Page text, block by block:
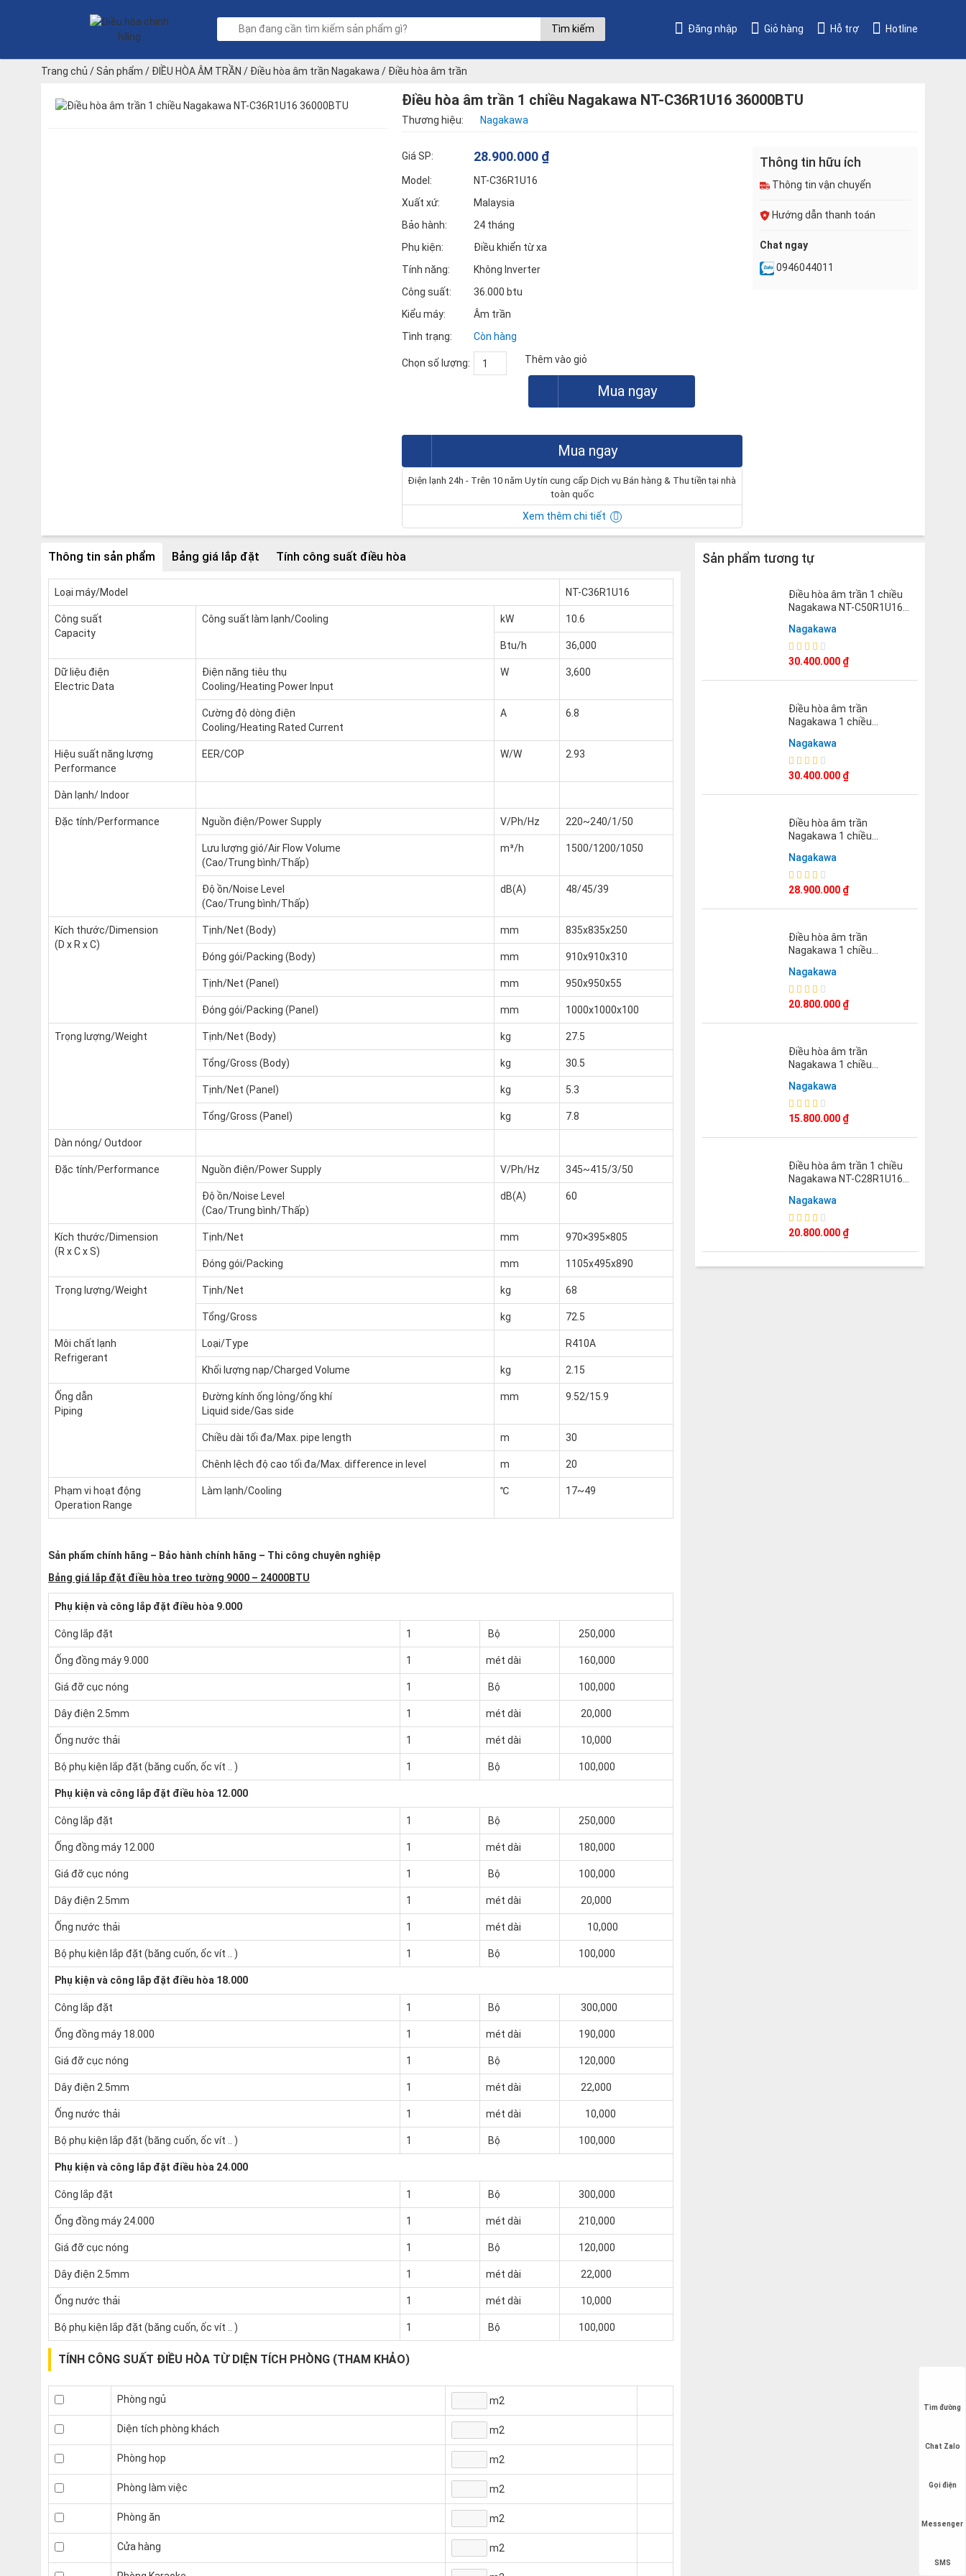
Tìm kiếm Đăng nhập Giỏ hàng Hỗ trợ Hotline
Trang chủ /Sản phẩm / ĐIỀU HÒA ÂM TRẦN / Điều hòa âm trần Nagakawa / Điều hòa âm trần
Điều hòa âm trần 1 chiều Nagakawa NT-C36R1U16 36000BTUĐiều hòa âm trần 1 chiều Nagakawa NT-C36R1U16 36000BTU
Thương hiệu: Nagakawa
Giá SP: 28.900.000 ₫
Model:
NT-C36R1U16
Xuất xứ:
Malaysia
Bảo hành:
24 tháng
Phụ kiện:
Điều khiển từ xa
Tính năng:
Không Inverter
Công suất:
36.000 btu
Kiểu máy:
Âm trần
Tình trạng:
Còn hàng
Chọn số lượng: Thêm vào giỏ
Mua ngay
Mua ngay
Điện lạnh 24h - Trên 10 năm Uy tín cung cấp Dịch vụ Bán hàng & Thu tiền tại nhà
toàn quốc
Xem thêm chi tiết
Thông tin hữu ích
Thông tin vận chuyển
Hướng dẫn thanh toán
Chat ngay
0946044011
Thông tin sản phẩm Bảng giá lắp đặt Tính công suất điều hòa
Loại máy/Model NT-C36R1U16
Công suất
Capacity
Công suất làm lạnh/Cooling kW 10.6
Btu/h 36,000
Dữ liệu điện
Electric Data
Điện năng tiêu thụ
Cooling/Heating Power Input
W 3,600
Cường độ dòng điện
Cooling/Heating Rated Current
A 6.8
Hiệu suất năng lượng
Performance
EER/COP W/W 2.93
Dàn lạnh/ Indoor
Đặc tính/Performance Nguồn điện/Power Supply V/Ph/Hz 220~240/1/50
Lưu lượng gió/Air Flow Volume
(Cao/Trung bình/Thấp)
m³/h 1500/1200/1050
Độ ồn/Noise Level
(Cao/Trung bình/Thấp)
dB(A) 48/45/39
Kích thước/Dimension
(D x R x C)
Tịnh/Net (Body) mm 835x835x250
Đóng gói/Packing (Body) mm 910x910x310
Tịnh/Net (Panel) mm 950x950x55
Đóng gói/Packing (Panel) mm 1000x1000x100
Trọng lượng/Weight Tịnh/Net (Body) kg 27.5
Tổng/Gross (Body) kg 30.5
Tịnh/Net (Panel) kg 5.3
Tổng/Gross (Panel) kg 7.8
Dàn nóng/ Outdoor
Đặc tính/Performance Nguồn điện/Power Supply V/Ph/Hz 345~415/3/50
Độ ồn/Noise Level
(Cao/Trung bình/Thấp)
dB(A) 60
Kích thước/Dimension
(R x C x S)
Tịnh/Net mm 970×395×805
Đóng gói/Packing mm 1105x495x890
Trọng lượng/Weight Tịnh/Net kg 68
Tổng/Gross kg 72.5
Môi chất lạnh
Refrigerant
Loại/Type R410A
Khối lượng nạp/Charged Volume kg 2.15
Ống dẫn
Piping
Đường kính ống lỏng/ống khí
Liquid side/Gas side
mm 9.52/15.9
Chiều dài tối đa/Max. pipe length m 30
Chênh lệch độ cao tối đa/Max. difference in level m 20
Phạm vi hoạt động
Operation Range
Làm lạnh/Cooling ℃ 17~49
Sản phẩm chính hãng – Bảo hành chính hãng – Thi công chuyên nghiệp
Bảng giá lắp đặt điều hòa treo tường 9000 – 24000BTU
Phụ kiện và công lắp đặt điều hòa 9.000
Công lắp đặt 1 Bộ 250,000
Ống đồng máy 9.000 1 mét dài 160,000
Giá đỡ cục nóng 1 Bộ 100,000
Dây điện 2.5mm 1 mét dài 20,000
Ống nước thải 1 mét dài 10,000
Bộ phụ kiện lắp đặt (băng cuốn, ốc vít .. ) 1 Bộ 100,000
Phụ kiện và công lắp đặt điều hòa 12.000
Công lắp đặt 1 Bộ 250,000
Ống đồng máy 12.000 1 mét dài 180,000
Giá đỡ cục nóng 1 Bộ 100,000
Dây điện 2.5mm 1 mét dài 20,000
Ống nước thải 1 mét dài 10,000
Bộ phụ kiện lắp đặt (băng cuốn, ốc vít .. ) 1 Bộ 100,000
Phụ kiện và công lắp đặt điều hòa 18.000
Công lắp đặt 1 Bộ 300,000
Ống đồng máy 18.000 1 mét dài 190,000
Giá đỡ cục nóng 1 Bộ 120,000
Dây điện 2.5mm 1 mét dài 22,000
Ống nước thải 1 mét dài 10,000
Bộ phụ kiện lắp đặt (băng cuốn, ốc vít .. ) 1 Bộ 100,000
Phụ kiện và công lắp đặt điều hòa 24.000
Công lắp đặt 1 Bộ 300,000
Ống đồng máy 24.000 1 mét dài 210,000
Giá đỡ cục nóng 1 Bộ 120,000
Dây điện 2.5mm 1 mét dài 22,000
Ống nước thải 1 mét dài 10,000
Bộ phụ kiện lắp đặt (băng cuốn, ốc vít .. ) 1 Bộ 100,000
TÍNH CÔNG SUẤT ĐIỀU HÒA TỪ DIỆN TÍCH PHÒNG (THAM KHẢO)
Phòng ngủ m2
Diện tích phòng khách m2
Phòng họp m2
Phòng làm việc m2
Phòng ăn m2
Cửa hàng m2
Sản phẩm tương tự
Điều hòa âm trần 1 chiều
Nagakawa NT-C50R1U16
Nagakawa
30.400.000 ₫
Điều hòa âm trần
Nagakawa 1 chiều
Nagakawa
30.400.000 ₫
Điều hòa âm trần
Nagakawa 1 chiều
Nagakawa
28.900.000 ₫
Điều hòa âm trần
Nagakawa 1 chiều
Nagakawa
20.800.000 ₫
Điều hòa âm trần
Nagakawa 1 chiều
Nagakawa
15.800.000 ₫
Điều hòa âm trần 1 chiều
Nagakawa NT-C28R1U16
Nagakawa
20.800.000 ₫
Tìm đường
Chat Zalo
Gọi điện
Messenger
SMS